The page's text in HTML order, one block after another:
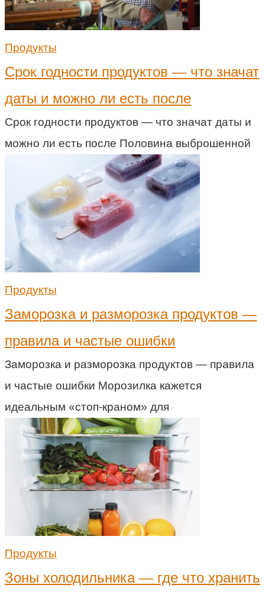
Продукты
Срок годности продуктов — что значат
даты и можно ли есть после
Срок годности продуктов — что значат даты и
можно ли есть после Половина выброшенной
Продукты
Заморозка и разморозка продуктов —
правила и частые ошибки
Заморозка и разморозка продуктов — правила
и частые ошибки Морозилка кажется
идеальным «стоп-краном» для
Продукты
Зоны холодильника — где что хранить